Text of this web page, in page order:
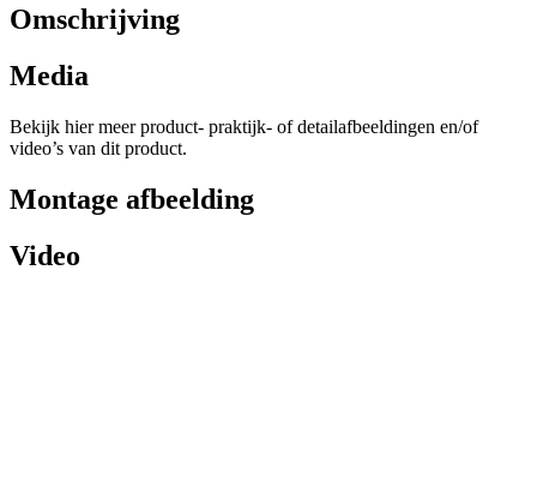
Omschrijving
Media
Bekijk hier meer product- praktijk- of detailafbeeldingen en/of
video’s van dit product.
Montage afbeelding
Video